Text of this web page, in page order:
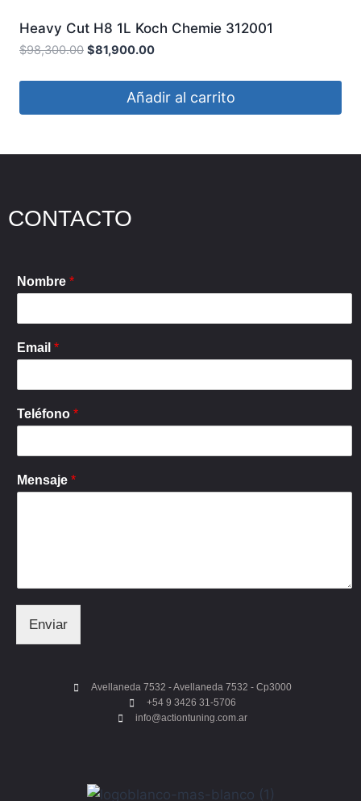
Heavy Cut H8 1L Koch Chemie 312001
$98,300.00 $81,900.00
Añadir al carrito
CONTACTO
Nombre *
Email *
Teléfono *
Mensaje *
Enviar
Avellaneda 7532 - Avellaneda 7532 - Cp3000
+54 9 3426 31-5706
info@actiontuning.com.ar